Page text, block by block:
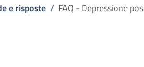
e risposte / FAQ - Depressione